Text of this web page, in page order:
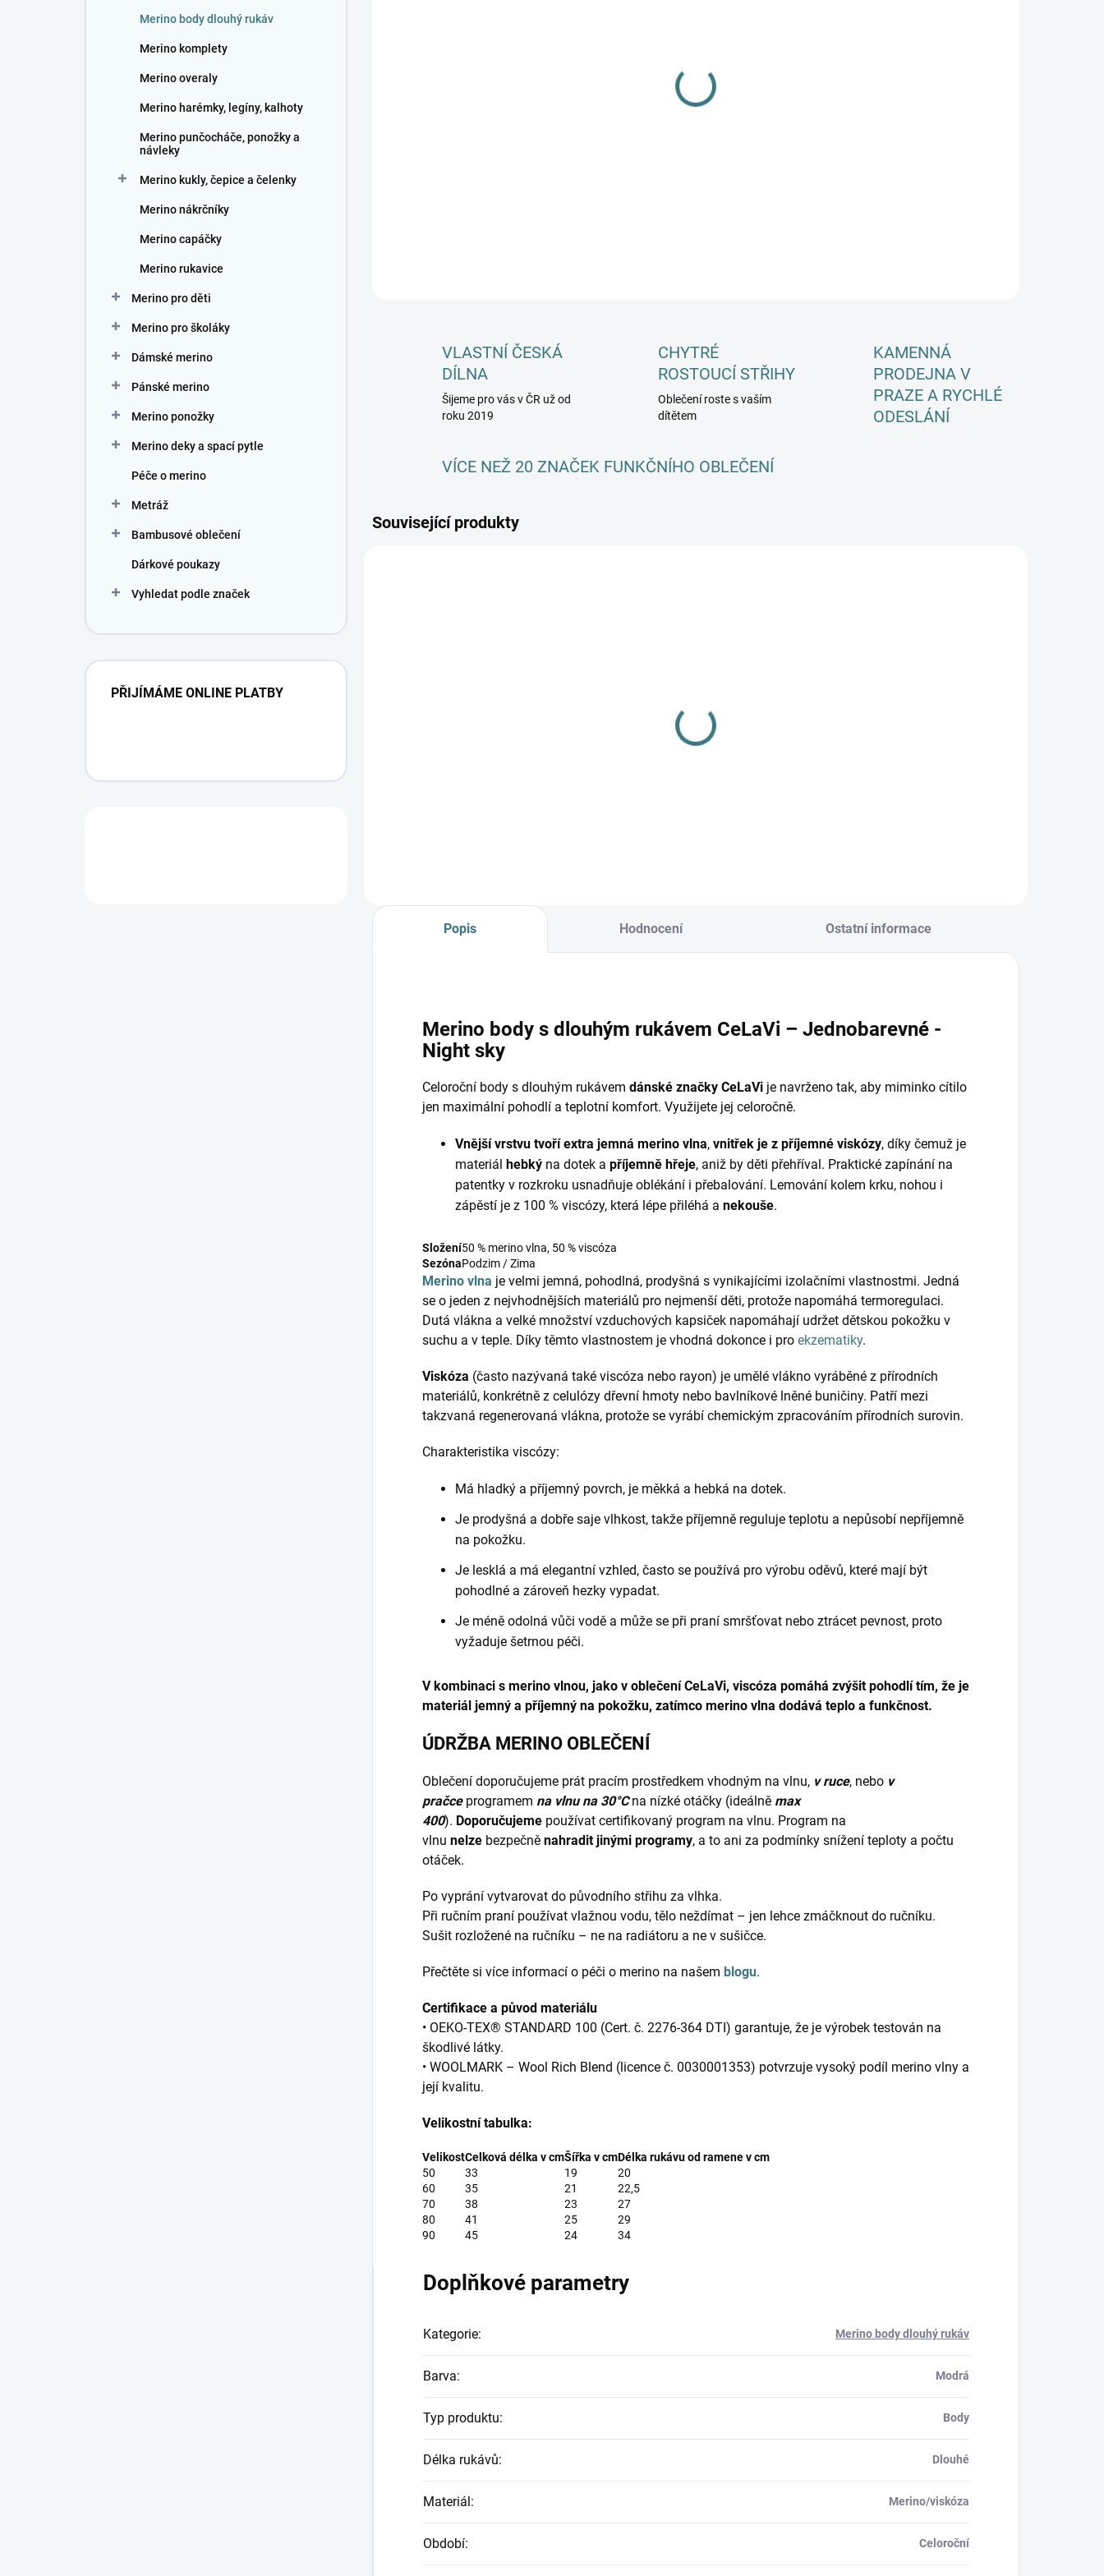
Merino body dlouhý rukáv
Merino komplety
Merino overaly
Merino harémky, legíny, kalhoty
Merino punčocháče, ponožky a
návleky
Merino kukly, čepice a čelenky
Merino nákrčníky
Merino capáčky
Merino rukavice
Merino pro děti
Merino pro školáky
Dámské merino
Pánské merino
Merino ponožky
Merino deky a spací pytle
Péče o merino
Metráž
Bambusové oblečení
Dárkové poukazy
Vyhledat podle značek
PŘIJÍMÁME ONLINE PLATBY
VLASTNÍ ČESKÁ
DÍLNA
Šijeme pro vás v ČR už od
roku 2019
CHYTRÉ
ROSTOUCÍ STŘIHY
Oblečení roste s vaším
dítětem
KAMENNÁ
PRODEJNA V
PRAZE A RYCHLÉ
ODESLÁNÍ
VÍCE NEŽ 20 ZNAČEK FUNKČNÍHO OBLEČENÍ
Související produkty
Popis Hodnocení Ostatní informace
Merino body s dlouhým rukávem CeLaVi – Jednobarevné -
Night sky
Celoroční body s dlouhým rukávem dánské značky CeLaVi je navrženo tak, aby miminko cítilo
jen maximální pohodlí a teplotní komfort. Využijete jej celoročně.
Vnější vrstvu tvoří extra jemná merino vlna, vnitřek je z příjemné viskózy, díky čemuž je
materiál hebký na dotek a příjemně hřeje, aniž by děti přehříval. Praktické zapínání na
patentky v rozkroku usnadňuje oblékání i přebalování. Lemování kolem krku, nohou i
zápěstí je z 100 % viscózy, která lépe přiléhá a nekouše.
Složení50 % merino vlna, 50 % viscóza
SezónaPodzim / Zima
Merino vlna je velmi jemná, pohodlná, prodyšná s vynikajícími izolačními vlastnostmi. Jedná
se o jeden z nejvhodnějších materiálů pro nejmenší děti, protože napomáhá termoregulaci.
Dutá vlákna a velké množství vzduchových kapsiček napomáhají udržet dětskou pokožku v
suchu a v teple. Díky těmto vlastnostem je vhodná dokonce i pro ekzematiky.
Viskóza (často nazývaná také viscóza nebo rayon) je umělé vlákno vyráběné z přírodních
materiálů, konkrétně z celulózy dřevní hmoty nebo bavlníkové lněné buničiny. Patří mezi
takzvaná regenerovaná vlákna, protože se vyrábí chemickým zpracováním přírodních surovin.
Charakteristika viscózy:
Má hladký a příjemný povrch, je měkká a hebká na dotek.
Je prodyšná a dobře saje vlhkost, takže příjemně reguluje teplotu a nepůsobí nepříjemně
na pokožku.
Je lesklá a má elegantní vzhled, často se používá pro výrobu oděvů, které mají být
pohodlné a zároveň hezky vypadat.
Je méně odolná vůči vodě a může se při praní smršťovat nebo ztrácet pevnost, proto
vyžaduje šetrnou péči.
V kombinaci s merino vlnou, jako v oblečení CeLaVi, viscóza pomáhá zvýšit pohodlí tím, že je
materiál jemný a příjemný na pokožku, zatímco merino vlna dodává teplo a funkčnost.
ÚDRŽBA MERINO OBLEČENÍ
Oblečení doporučujeme prát pracím prostředkem vhodným na vlnu, v ruce, nebo v
pračce programem na vlnu na 30°Cna nízké otáčky (ideálně max
400). Doporučujeme používat certifikovaný program na vlnu. Program na
vlnu nelze bezpečně nahradit jinými programy, a to ani za podmínky snížení teploty a počtu
otáček.
Po vyprání vytvarovat do původního střihu za vlhka.
Při ručním praní používat vlažnou vodu, tělo neždímat – jen lehce zmáčknout do ručníku.
Sušit rozložené na ručníku – ne na radiátoru a ne v sušičce.
Přečtěte si více informací o péči o merino na našem blogu.
Certifikace a původ materiálu
• OEKO-TEX® STANDARD 100 (Cert. č. 2276-364 DTI) garantuje, že je výrobek testován na
škodlivé látky.
• WOOLMARK – Wool Rich Blend (licence č. 0030001353) potvrzuje vysoký podíl merino vlny a
její kvalitu.
Velikostní tabulka:
VelikostCelková délka v cmŠířka v cmDélka rukávu od ramene v cm
50
33 19
20
60
35 21
22,5
70
38 23
27
80
41 25
29
90
45 24 34
Doplňkové parametry
Kategorie: Merino body dlouhý rukáv
Barva: Modrá
Typ produktu: Body
Délka rukávů: Dlouhé
Materiál: Merino/viskóza
Období: Celoroční